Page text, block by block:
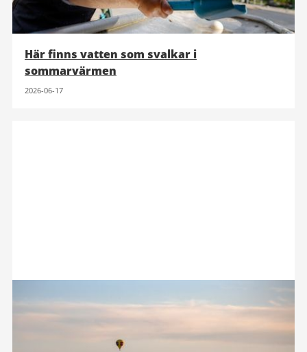
Här finns vatten som svalkar i
sommarvärmen
2026-06-17